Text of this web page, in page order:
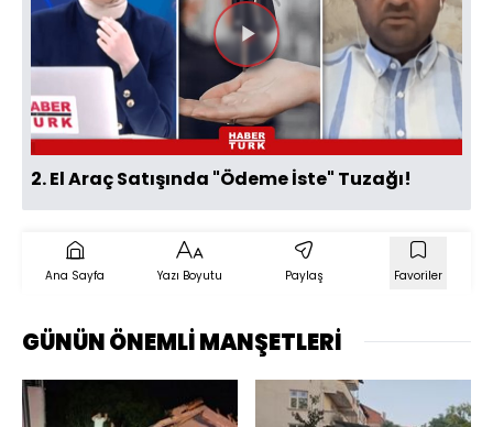
Videoyu
Oynat
2. El Araç Satışında "Ödeme İste" Tuzağı!
Ana Sayfa Yazı Boyutu Paylaş Favoriler
GÜNÜN ÖNEMLİ MANŞETLERİ